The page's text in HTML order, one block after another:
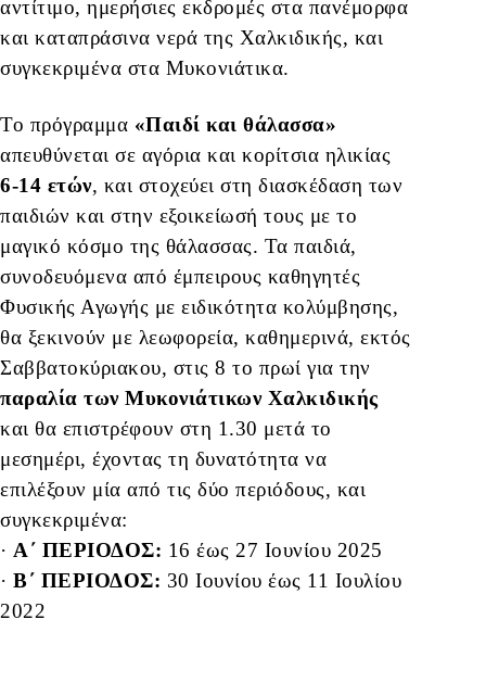
αντίτιμο, ημερήσιες εκδρομές στα πανέμορφα
και καταπράσινα νερά της Χαλκιδικής, και
συγκεκριμένα στα Μυκονιάτικα.
Το πρόγραμμα «Παιδί και θάλασσα»
απευθύνεται σε αγόρια και κορίτσια ηλικίας
6-14 ετών, και στοχεύει στη διασκέδαση των
παιδιών και στην εξοικείωσή τους με το
μαγικό κόσμο της θάλασσας. Τα παιδιά,
συνοδευόμενα από έμπειρους καθηγητές
Φυσικής Αγωγής με ειδικότητα κολύμβησης,
θα ξεκινούν με λεωφορεία, καθημερινά, εκτός
Σαββατοκύριακου, στις 8 το πρωί για την
παραλία των Μυκονιάτικων Χαλκιδικής
και θα επιστρέφουν στη 1.30 μετά το
μεσημέρι, έχοντας τη δυνατότητα να
επιλέξουν μία από τις δύο περιόδους, και
συγκεκριμένα:
· Α΄ ΠΕΡΙΟΔΟΣ: 16 έως 27 Ιουνίου 2025
· Β΄ ΠΕΡΙΟΔΟΣ: 30 Ιουνίου έως 11 Ιουλίου
2022